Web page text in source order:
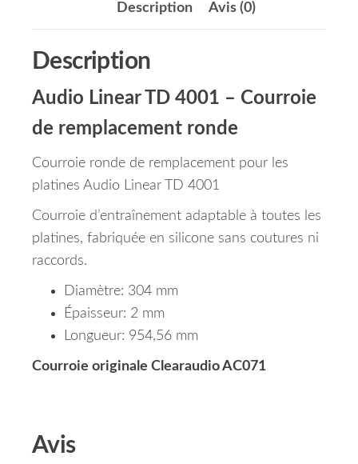
Description Avis (0)
Description
Audio Linear TD 4001 – Courroie
de remplacement ronde
Courroie ronde de remplacement pour les
platines Audio Linear TD 4001
Courroie d’entraînement adaptable à toutes les
platines, fabriquée en silicone sans coutures ni
raccords.
Diamètre: 304 mm
Épaisseur: 2 mm
Longueur: 954,56 mm
Courroie originale Clearaudio AC071
Avis